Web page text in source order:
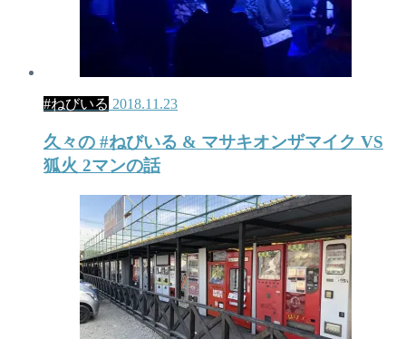
#ねびいる 2018.11.23
久々の #ねびいる & マサキオンザマイク VS
狐火 2マンの話